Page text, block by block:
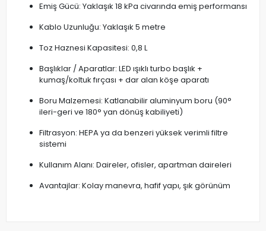
Emiş Gücü: Yaklaşık 18 kPa civarında emiş performansı
Kablo Uzunluğu: Yaklaşık 5 metre
Toz Haznesi Kapasitesi: 0,8 L
Başlıklar / Aparatlar: LED ışıklı turbo başlık +
kumaş/koltuk fırçası + dar alan köşe aparatı
Boru Malzemesi: Katlanabilir aluminyum boru (90°
ileri-geri ve 180° yan dönüş kabiliyeti)
Filtrasyon: HEPA ya da benzeri yüksek verimli filtre
sistemi
Kullanım Alanı: Daireler, ofisler, apartman daireleri
Avantajlar: Kolay manevra, hafif yapı, şık görünüm